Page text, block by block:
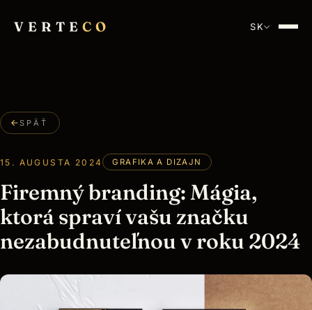
VERTECO SK
SPÄŤ
15. AUGUSTA 2024 GRAFIKA A DIZAJN
Firemný branding: Mágia,
ktorá spraví vašu značku
nezabudnuteľnou v roku 2024